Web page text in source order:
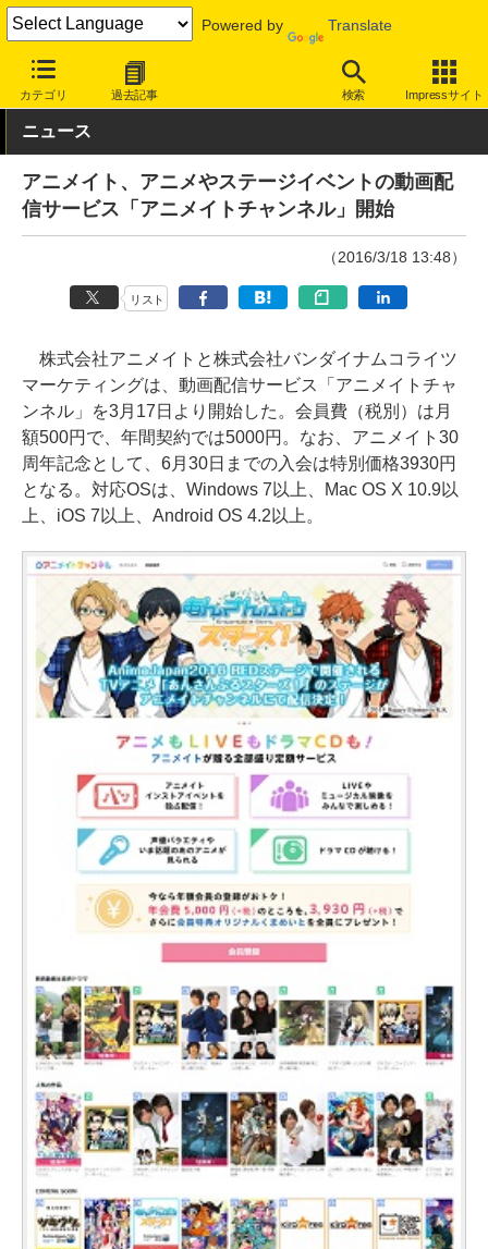
Powered by Translate
カテゴリ 過去記事 検索 Impressサイト
INTERNET Watch サービス/ソフト サービス 画像/動画
ニュース
アニメイト、アニメやステージイベントの動画配
信サービス「アニメイトチャンネル」開始
（2016/3/18 13:48）
リスト
株式会社アニメイトと株式会社バンダイナムコライツ
マーケティングは、動画配信サービス「アニメイトチャ
ンネル」を3月17日より開始した。会員費（税別）は月
額500円で、年間契約では5000円。なお、アニメイト30
周年記念として、6月30日までの入会は特別価格3930円
となる。対応OSは、Windows 7以上、Mac OS X 10.9以
上、iOS 7以上、Android OS 4.2以上。